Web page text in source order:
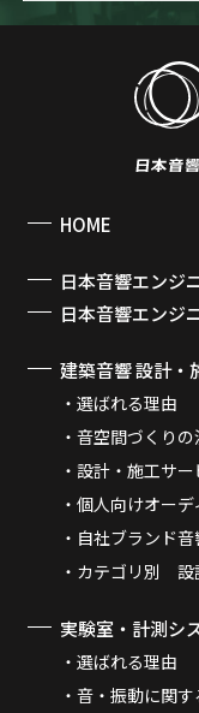
HOME
日本音響エンジ
日本音響エンジ
建築音響 設計・
選ばれる理由
音空間づくりの
設計・施工サー
個人向けオー
自社ブランド音
カテゴリ別 設
実験室・計測シ
選ばれる理由
音・振動に関